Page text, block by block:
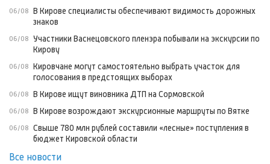
06/08 В Кирове специалисты обеспечивают видимость дорожных
знаков
06/08 Участники Васнецовского пленэра побывали на экскурсии по
Кирову
06/08 Кировчане могут самостоятельно выбрать участок для
голосования в предстоящих выборах
06/08 В Кирове ищут виновника ДТП на Сормовской
06/08 В Кирове возрождают экскурсионные маршруты по Вятке
06/08 Свыше 780 млн рублей составили «лесные» поступления в
бюджет Кировской области
Все новости